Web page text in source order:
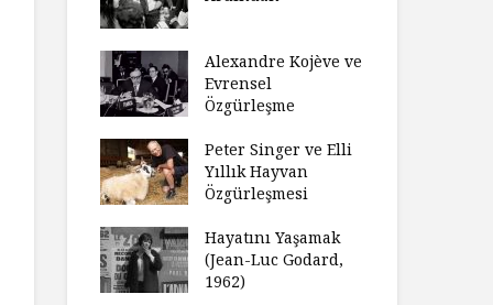
Ne
Alexandre Kojève ve
Evrensel
Özgürleşme
Peter Singer ve Elli
Yıllık Hayvan
Özgürleşmesi
Hayatını Yaşamak
(Jean-Luc Godard,
1962)